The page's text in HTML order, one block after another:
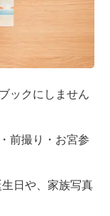
ックにしません
前撮り・お宮参
日や、家族写真